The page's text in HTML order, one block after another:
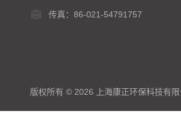
传真：86-021-54791757
版权所有 © 2026 上海康正环保科技有